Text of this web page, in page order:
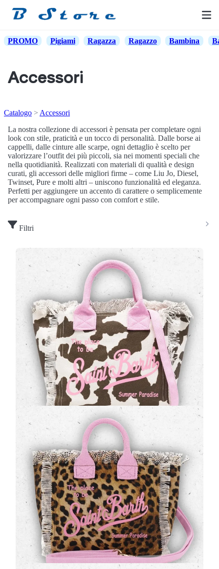
PROMO Pigiami Ragazza Ragazzo Bambina
Accessori
Catalogo
Accessori
La nostra collezione di accessori è pensata per completare ogni
look con stile, praticità e un tocco di personalità. Dalle borse ai
cappelli, dalle cinture alle scarpe, ogni dettaglio è scelto per
valorizzare l’outfit dei più piccoli, sia nei momenti speciali che
nella quotidianità. Realizzati con materiali di qualità e design
curati, gli accessori delle migliori firme – come Liu Jo, Diesel,
Twinset, Pure e molti altri – uniscono funzionalità ed eleganza.
Perfetti per aggiungere un accento di carattere o semplicemente
per accompagnare ogni passo con comfort e stile.
Filtri
Borsa Donna MC2 Saint Barth con Frange e
Stampa Muccata Marrone e Bianca
(0 Valutazioni)
MC2 Saint Barth
•Borse
Esprimi la tua personalità con l'iconicaborsa MC2
Saint Barth , un mix perfetto di stile audace e dettagli
ricercati. Questo modello …
139,00 €
Borsa Donna MC2 Saint Barth Vanity Mini in
Pelle Leopardata con Dettagli Rosa
(0 Valutazioni)
MC2 Saint Barth•Borse
Afferma il tuo stile con laborsa Vanity Mini di
MC2 Saint Barth, un accessorio che non passa
inosservato. Realizzata in pregiatapel…
129,00 €